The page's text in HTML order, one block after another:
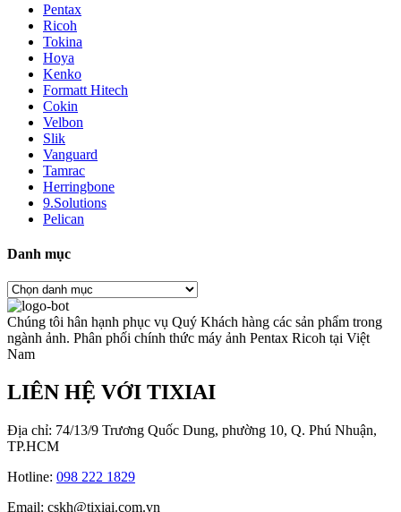
Pentax
Ricoh
Tokina
Hoya
Kenko
Formatt Hitech
Cokin
Velbon
Slik
Vanguard
Tamrac
Herringbone
9.Solutions
Pelican
Danh mục
Chúng tôi hân hạnh phục vụ Quý Khách hàng các sản phẩm trong
ngành ảnh. Phân phối chính thức máy ảnh Pentax Ricoh tại Việt
Nam
LIÊN HỆ VỚI TIXIAI
Địa chỉ: 74/13/9 Trương Quốc Dung, phường 10, Q. Phú Nhuận,
TP.HCM
Hotline: 098 222 1829
Email: cskh@tixiai.com.vn